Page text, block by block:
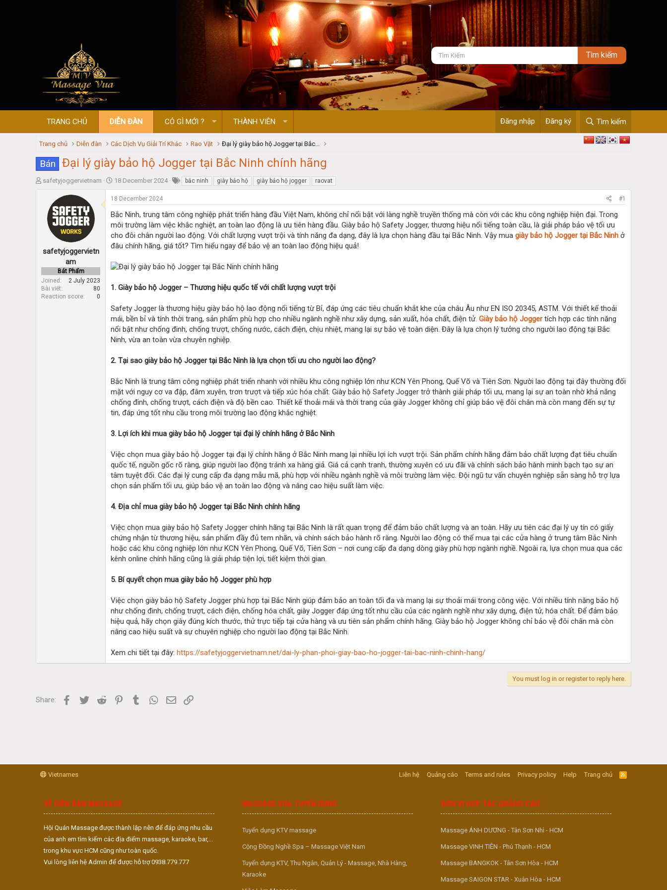
TRANG CHỦ DIỄN ĐÀN CÓ GÌ MỚI ? THÀNH VIÊN Đăng nhập Đăng ký Tìm kiếm
Trang chủ Diễn đàn Các Dịch Vụ Giải Trí Khác Rao Vặt Đại lý giày bảo hộ Jogger tại Bắc...
Bán Đại lý giày bảo hộ Jogger tại Bắc Ninh chính hãng
T
a
t
e
r
safetyjoggervietnam
S
t
a
t
d
a
t
18 December 2024 bắc ninh giày bảo hộ giày bảo hộ jogger raovat
safetyjoggervietn
am
Bát Phẩm
Joined
2 July 2023
Bài viết
80
Reaction score
0
18 December 2024 #1
Bắc Ninh, trung tâm công nghiệp phát triển hàng đầu Việt Nam, không chỉ nổi bật với làng nghề truyền thống mà còn với các khu công nghiệp hiện đại. Trong
môi trường làm việc khắc nghiệt, an toàn lao động là ưu tiên hàng đầu. Giày bảo hộ Safety Jogger, thương hiệu nổi tiếng toàn cầu, là giải pháp bảo vệ tối ưu
cho đôi chân người lao động. Với chất lượng vượt trội và tính năng đa dạng, đây là lựa chọn hàng đầu tại Bắc Ninh. Vậy mua giày bảo hộ Jogger tại Bắc Ninh ở
đâu chính hãng, giá tốt? Tìm hiểu ngay để bảo vệ an toàn lao động hiệu quả!
1. Giày bảo hộ Jogger – Thương hiệu quốc tế với chất lượng vượt trội
Safety Jogger là thương hiệu giày bảo hộ lao động nổi tiếng từ Bỉ, đáp ứng các tiêu chuẩn khắt khe của châu Âu như EN ISO 20345, ASTM. Với thiết kế thoải
mái, bền bỉ và tính thời trang, sản phẩm phù hợp cho nhiều ngành nghề như xây dựng, sản xuất, hóa chất, điện tử. Giày bảo hộ Joggertích hợp các tính năng
nổi bật như chống đinh, chống trượt, chống nước, cách điện, chịu nhiệt, mang lại sự bảo vệ toàn diện. Đây là lựa chọn lý tưởng cho người lao động tại Bắc
Ninh, vừa an toàn vừa chuyên nghiệp.
2. Tại sao giày bảo hộ Jogger tại Bắc Ninh là lựa chọn tối ưu cho người lao động?
Bắc Ninh là trung tâm công nghiệp phát triển nhanh với nhiều khu công nghiệp lớn như KCN Yên Phong, Quế Võ và Tiên Sơn. Người lao động tại đây thường đối
mặt với nguy cơ va đập, đâm xuyên, trơn trượt và tiếp xúc hóa chất. Giày bảo hộ Safety Jogger trở thành giải pháp tối ưu, mang lại sự an toàn nhờ khả năng
chống đinh, chống trượt, cách điện và độ bền cao. Thiết kế thoải mái và thời trang của giày Jogger không chỉ giúp bảo vệ đôi chân mà còn mang đến sự tự
tin, đáp ứng tốt nhu cầu trong môi trường lao động khắc nghiệt.
3. Lợi ích khi mua giày bảo hộ Jogger tại đại lý chính hãng ở Bắc Ninh
Việc chọn mua giày bảo hộ Jogger tại đại lý chính hãng ở Bắc Ninh mang lại nhiều lợi ích vượt trội. Sản phẩm chính hãng đảm bảo chất lượng đạt tiêu chuẩn
quốc tế, nguồn gốc rõ ràng, giúp người lao động tránh xa hàng giả. Giá cả cạnh tranh, thường xuyên có ưu đãi và chính sách bảo hành minh bạch tạo sự an
tâm tuyệt đối. Các đại lý cung cấp đa dạng mẫu mã, phù hợp với nhiều ngành nghề và môi trường làm việc. Đội ngũ tư vấn chuyên nghiệp sẵn sàng hỗ trợ lựa
chọn sản phẩm tối ưu, giúp bảo vệ an toàn lao động và nâng cao hiệu suất làm việc.
4. Địa chỉ mua giày bảo hộ Jogger tại Bắc Ninh chính hãng
Việc chọn mua giày bảo hộ Safety Jogger chính hãng tại Bắc Ninh là rất quan trọng để đảm bảo chất lượng và an toàn. Hãy ưu tiên các đại lý uy tín có giấy
chứng nhận từ thương hiệu, sản phẩm đầy đủ tem nhãn, và chính sách bảo hành rõ ràng. Người lao động có thể mua tại các cửa hàng ở trung tâm Bắc Ninh
hoặc các khu công nghiệp lớn như KCN Yên Phong, Quế Võ, Tiên Sơn – nơi cung cấp đa dạng dòng giày phù hợp ngành nghề. Ngoài ra, lựa chọn mua qua các
kênh online chính hãng cũng là giải pháp tiện lợi, tiết kiệm thời gian.
5. Bí quyết chọn mua giày bảo hộ Jogger phù hợp
Việc chọn giày bảo hộ Safety Jogger phù hợp tại Bắc Ninh giúp đảm bảo an toàn tối đa và mang lại sự thoải mái trong công việc. Với nhiều tính năng bảo hộ
như chống đinh, chống trượt, cách điện, chống hóa chất, giày Jogger đáp ứng tốt nhu cầu của các ngành nghề như xây dựng, điện tử, hóa chất. Để đảm bảo
hiệu quả, hãy chọn giày đúng kích thước, thử trực tiếp tại cửa hàng và ưu tiên sản phẩm chính hãng. Giày bảo hộ Jogger không chỉ bảo vệ đôi chân mà còn
nâng cao hiệu suất và sự chuyên nghiệp cho người lao động tại Bắc Ninh.
Xem chi tiết tại đây: https://safetyjoggervietnam.net/dai-ly-phan-phoi-giay-bao-ho-jogger-tai-bac-ninh-chinh-hang/
You must log in or register to reply here.
Share: Facebook
Twitter Reddit PinterestTumblr WhatsApp
Email
Vietnames Liên hệ Quảng cáo Terms and rules Privacy policy Help Trang chủ
R
S
VỀ DIỄN ĐÀN MASSAGE
Hội Quán Massage được thành lập nên để đáp ứng nhu cầu
của anh em tìm kiếm các địa điểm massage, karaoke, bar,...
trong khu vực HCM cũng như toàn quốc.
Vui lòng liên hệ Admin để được hỗ trợ 0938.779.777
MASSAGE VUA TUYỂN DỤNG
Tuyển dụng KTV massage
Cộng Đồng Nghề Spa – Massage Việt Nam
Tuyển dụng KTV, Thu Ngân, Quản Lý - Massage, Nhà Hàng,
Karaoke
ĐƠN VỊ HỢP TÁC QUẢNG CÁO
Massage ÁNH DƯƠNG - Tân Sơn Nhì - HCM
Massage VINH TIÊN - Phú Thạnh - HCM
Massage BANGKOK - Tân Sơn Hòa - HCM
Massage SAIGON STAR - Xuân Hòa - HCM